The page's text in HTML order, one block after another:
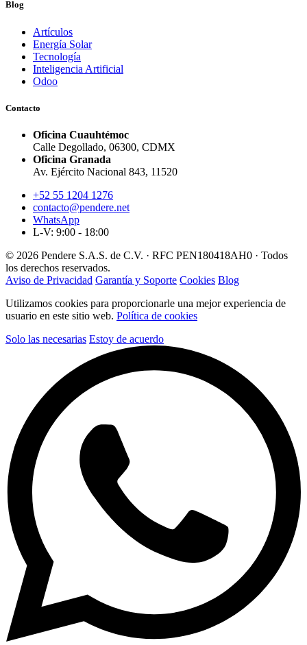
Blog
Artículos
Energía Solar
Tecnología
Inteligencia Artificial
Odoo
Contacto
Oficina Cuauhtémoc
Calle Degollado, 06300, CDMX
Oficina Granada
Av. Ejército Nacional 843, 11520
+52 55 1204 1276
contacto@pendere.net
WhatsApp
L-V: 9:00 - 18:00
© 2026 Pendere S.A.S. de C.V. · RFC PEN180418AH0 · Todos
los derechos reservados.
Aviso de Privacidad Garantía y Soporte Cookies Blog
Utilizamos cookies para proporcionarle una mejor experiencia de
usuario en este sitio web. Política de cookies
Solo las necesarias Estoy de acuerdo